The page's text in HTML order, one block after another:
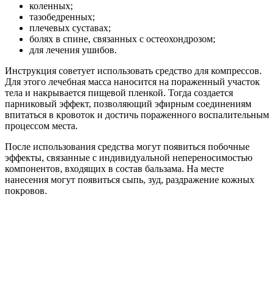
коленных;
тазобедренных;
плечевых суставах;
болях в спине, связанных с остеохондрозом;
для лечения ушибов.
Инструкция советует использовать средство для компрессов.
Для этого лечебная масса наносится на пораженный участок
тела и накрывается пищевой пленкой. Тогда создается
парниковый эффект, позволяющий эфирным соединениям
впитаться в кровоток и достичь пораженного воспалительным
процессом места.
После использования средства могут появиться побочные
эффекты, связанные с индивидуальной непереносимостью
компонентов, входящих в состав бальзама. На месте
нанесения могут появиться сыпь, зуд, раздражение кожных
покровов.